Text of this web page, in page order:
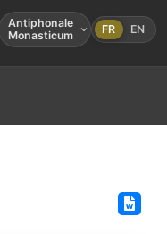
Antiphonale
Monasticum
FR EN